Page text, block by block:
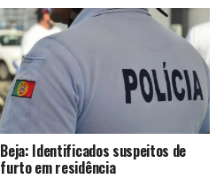
Beja: Identificados suspeitos de
furto em residência